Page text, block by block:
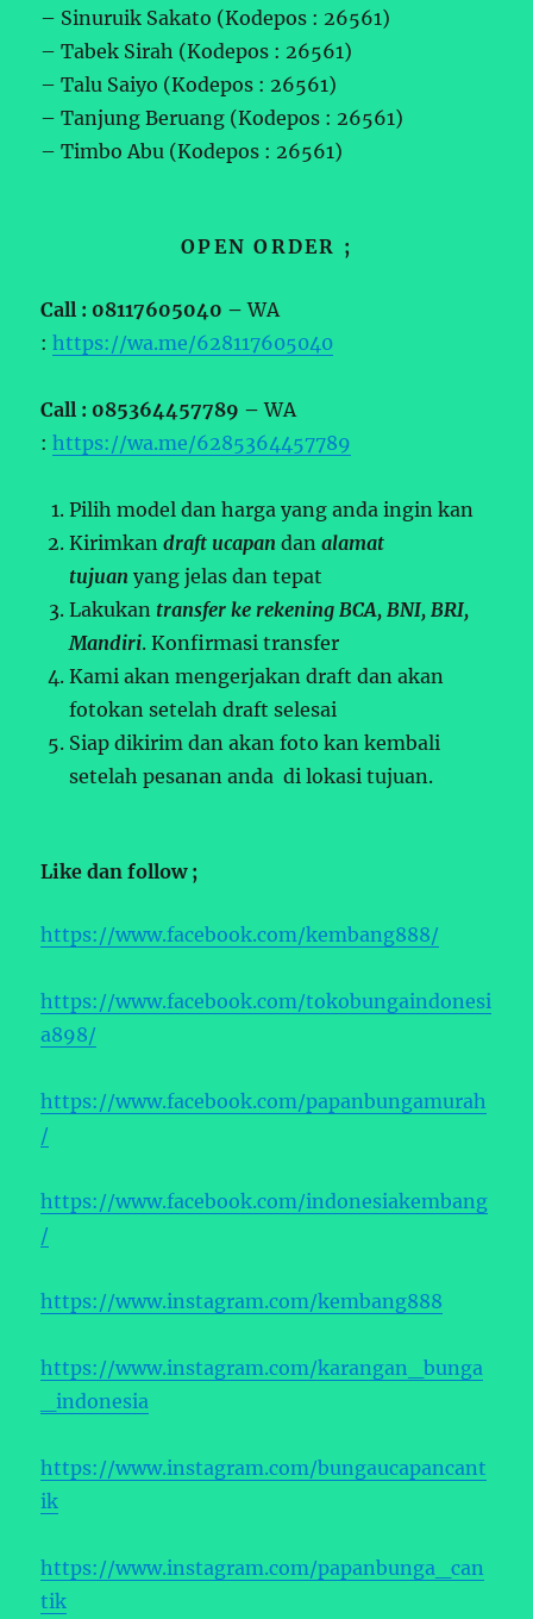
– Sinuruik Sakato (Kodepos : 26561)
– Tabek Sirah (Kodepos : 26561)
– Talu Saiyo (Kodepos : 26561)
– Tanjung Beruang (Kodepos : 26561)
– Timbo Abu (Kodepos : 26561)
OPEN ORDER ;
Call : 08117605040 –WA
:https://wa.me/628117605040
Call : 085364457789 –WA
:https://wa.me/6285364457789
Pilih model dan harga yang anda ingin kan
Kirimkandraft ucapan danalamat
tujuan yang jelas dan tepat
Lakukan transfer ke rekening BCA, BNI, BRI,
Mandiri. Konfirmasi transfer
Kami akan mengerjakan draft dan akan
fotokan setelah draft selesai
Siap dikirim dan akan foto kan kembali
setelah pesanan anda di lokasi tujuan.
Like dan follow ;
https://www.facebook.com/kembang888/
https://www.facebook.com/tokobungaindonesi
a898/
https://www.facebook.com/papanbungamurah
/
https://www.facebook.com/indonesiakembang
/
https://www.instagram.com/kembang888
https://www.instagram.com/karangan_bunga
_indonesia
https://www.instagram.com/bungaucapancant
ik
https://www.instagram.com/papanbunga_can
tik